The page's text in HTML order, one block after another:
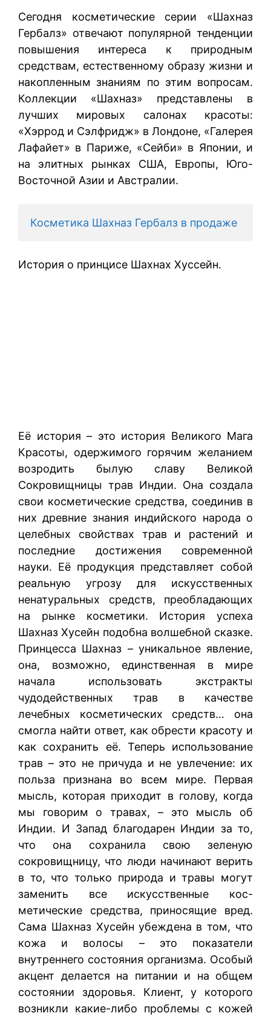
Сегодня косметические серии «Шахназ
Гербалз» отвечают популярной тенденции
повышения интереса к природным
средствам, естественному образу жизни и
накопленным знаниям по этим вопросам.
Коллекции «Шахназ» представлены в
лучших мировых салонах красоты:
«Хэррод и Сэлфридж» в Лондоне, «Галерея
Лафайет» в Париже, «Сейби» в Японии, и
на элитных рынках США, Европы, Юго-
Восточной Азии и Австралии.
Косметика Шахназ Гербалз в продаже
История о принцисе Шахнах Хуссейн.
Её история – это история Великого Мага
Красоты, одержимого горячим желанием
возродить былую славу Великой
Сокровищницы трав Индии. Она создала
свои косметические средства, соединив в
них древние знания индийского народа о
целебных свойствах трав и растений и
последние достижения современной
науки. Её продукция представляет собой
реальную угрозу для искусственных
ненатуральных средств, преобладающих
на рынке косметики. История успеха
Шахназ Хусейн подобна волшебной сказке.
Принцесса Шахназ – уникальное явление,
она, возможно, единственная в мире
начала использовать экстракты
чудодейственных трав в качестве
лечебных косметических средств… она
смогла найти ответ, как обрести красоту и
как сохранить её. Теперь использование
трав – это не причуда и не увлечение: их
польза признана во всем мире. Первая
мысль, которая приходит в голову, когда
мы говорим о травах, – это мысль об
Индии. И Запад благодарен Индии за то,
что она сохранила свою зеленую
сокровищницу, что люди начинают верить
в то, что только природа и травы могут
заменить все искусственные кос-
метические средства, приносящие вред.
Сама Шахназ Хусейн убеждена в том, что
кожа и волосы – это показатели
внутреннего состояния организма. Особый
акцент делается на питании и на общем
состоянии здоровья. Клиент, у которого
возникли какие-либо проблемы с кожей